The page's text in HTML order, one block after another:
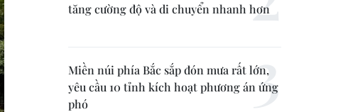
tăng cường độ và di chuyển nhanh hơn
Miền núi phía Bắc sắp đón mưa rất lớn,
yêu cầu 10 tỉnh kích hoạt phương án ứng
phó